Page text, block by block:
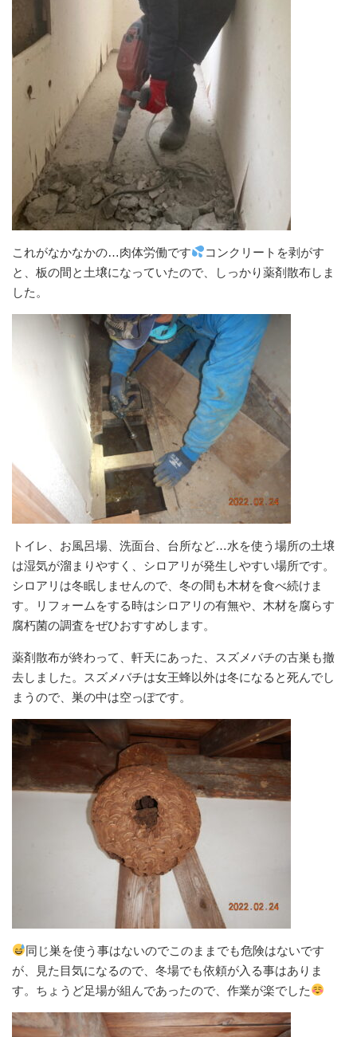
これがなかなかの…肉体労働です
コンクリートを剥がす
と、板の間と土壌になっていたので、しっかり薬剤散布しま
した。
トイレ、お風呂場、洗面台、台所など…水を使う場所の土壌
は湿気が溜まりやすく、シロアリが発生しやすい場所です。
シロアリは冬眠しませんので、冬の間も木材を食べ続けま
す。リフォームをする時はシロアリの有無や、木材を腐らす
腐朽菌の調査をぜひおすすめします。
薬剤散布が終わって、軒天にあった、スズメバチの古巣も撤
去しました。スズメバチは女王蜂以外は冬になると死んでし
まうので、巣の中は空っぽです。
同じ巣を使う事はないのでこのままでも危険はないです
が、見た目気になるので、冬場でも依頼が入る事はありま
す。ちょうど足場が組んであったので、作業が楽でした